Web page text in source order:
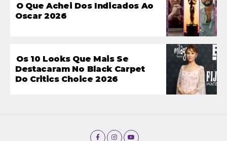
O Que Achei Dos Indicados Ao
Oscar 2026
Os 10 Looks Que Mais Se
Destacaram No Black Carpet
Do Critics Choice 2026